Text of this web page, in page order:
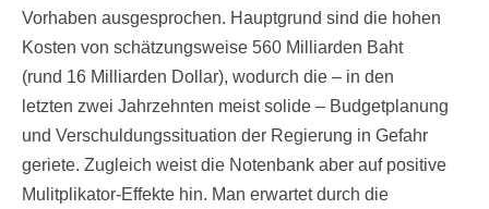
Vorhaben ausgesprochen. Hauptgrund sind die hohen
Kosten von schätzungsweise 560 Milliarden Baht
(rund 16 Milliarden Dollar), wodurch die – in den
letzten zwei Jahrzehnten meist solide – Budgetplanung
und Verschuldungssituation der Regierung in Gefahr
geriete. Zugleich weist die Notenbank aber auf positive
Mulitplikator-Effekte hin. Man erwartet durch die